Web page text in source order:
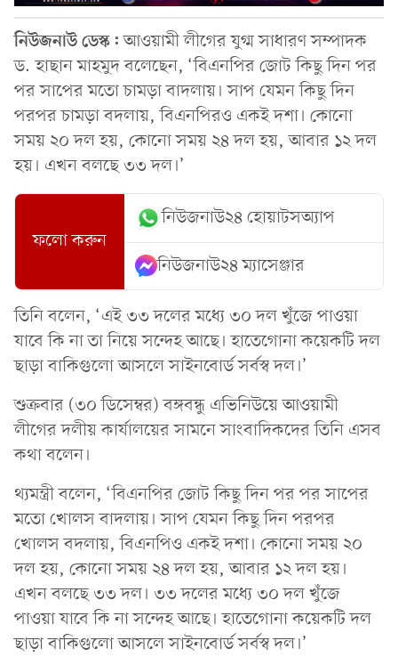
নিউজনাউ ডেস্ক:আওয়ামী লীগের যুগ্ম সাধারণ সম্পাদক
ড. হাছান মাহমুদ বলেছেন, ‘বিএনপির জোট কিছু দিন পর
পর সাপের মতো চামড়া বাদলায়। সাপ যেমন কিছু দিন
পরপর চামড়া বদলায়, বিএনপিরও একই দশা। কোনো
সময় ২০ দল হয়, কোনো সময় ২৪ দল হয়, আবার ১২ দল
হয়। এখন বলছে ৩৩ দল।’
ফলো করুন
নিউজনাউ২৪ হোয়াটসঅ্যাপ
নিউজনাউ২৪ ম্যাসেঞ্জার
তিনি বলেন, ‘এই ৩৩ দলের মধ্যে ৩০ দল খুঁজে পাওয়া
যাবে কি না তা নিয়ে সন্দেহ আছে। হাতেগোনা কয়েকটি দল
ছাড়া বাকিগুলো আসলে সাইনবোর্ড সর্বস্ব দল।’
শুক্রবার (৩০ ডিসেম্বর) বঙ্গবন্ধু এভিনিউয়ে আওয়ামী
লীগের দলীয় কার্যালয়ের সামনে সাংবাদিকদের তিনি এসব
কথা বলেন।
থ্যমন্ত্রী বলেন, ‘বিএনপির জোট কিছু দিন পর পর সাপের
মতো খোলস বাদলায়। সাপ যেমন কিছু দিন পরপর
খোলস বদলায়, বিএনপিও একই দশা। কোনো সময় ২০
দল হয়, কোনো সময় ২৪ দল হয়, আবার ১২ দল হয়।
এখন বলছে ৩৩ দল। ৩৩ দলের মধ্যে ৩০ দল খুঁজে
পাওয়া যাবে কি না সন্দেহ আছে। হাতেগোনা কয়েকটি দল
ছাড়া বাকিগুলো আসলে সাইনবোর্ড সর্বস্ব দল।’